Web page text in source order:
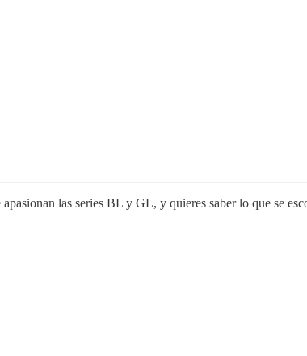
las series BL y GL, y quieres saber lo que se